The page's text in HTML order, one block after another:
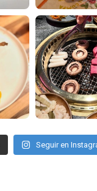
Seguir en